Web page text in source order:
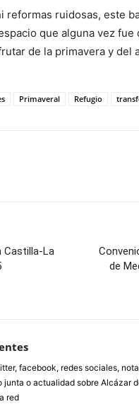
reformas ruidosas, este
que alguna vez
de la primavera y del
Primaveral Refugio
Castilla-La
de
facebook, redes sociales,
junta o actualidad sobre Alcázar
red